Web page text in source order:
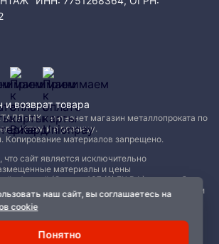
наш сайт, вы соглашаетесь на
cookie
Понятно
МК - интернет магазин металлопроката по
оптом и в розницу.
Копирование материалов запрещено.
сайт является исключительно
материалы и цены
офертой (Статья 437 (2) ГК РФ)и могут быть
Для уточнения наличия, характеристик и
обращайтесь в офисы продаж.
|Пользовательское соглашение|
возврат товара